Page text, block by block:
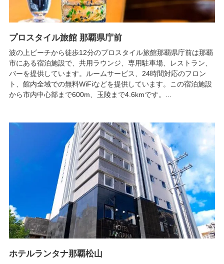
プロスタイル旅館 那覇県庁前
波の上ビーチから徒歩12分のプロスタイル旅館那覇県庁前は那覇
市にある宿泊施設で、共用ラウンジ、専用駐車場、レストラン、
バーを提供しています。ルームサービス、24時間対応のフロン
ト、館内全域での無料WiFiなどを提供しています。この宿泊施設
から市内中心部まで600m、玉陵まで4.6kmです。...
ホテルランタナ那覇松山